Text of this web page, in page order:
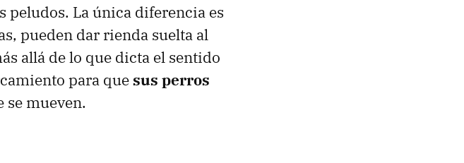
peludos. La única diferencia es
pueden dar rienda suelta al
allá de lo que dicta el sentido
para quesus perros
se mueven.